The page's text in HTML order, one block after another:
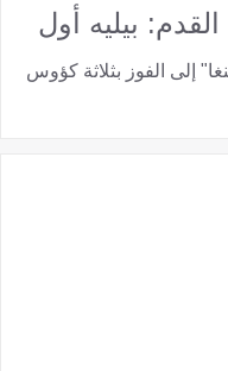
بيليه أول
إلى الفوز بثلاثة كؤوس